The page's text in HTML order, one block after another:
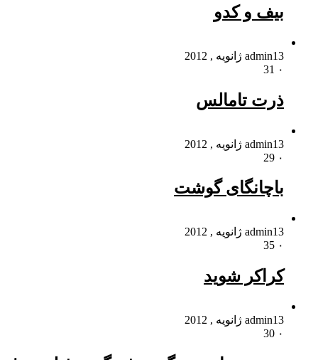
بیف و کدو
admin13 ژانویه , 2012
۰
ذرت تامالس
admin13 ژانویه , 2012
۰
باچانگای گوشت
admin13 ژانویه , 2012
۰
کراکر شوید
admin13 ژانویه , 2012
۰